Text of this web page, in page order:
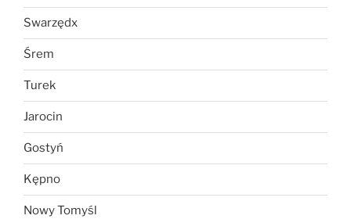
Swarzędx
Śrem
Turek
Jarocin
Gostyń
Kępno
Nowy Tomyśl